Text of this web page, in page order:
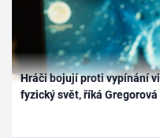
Hráči bojují proti vypínání
fyzický svět, říká Gregorová